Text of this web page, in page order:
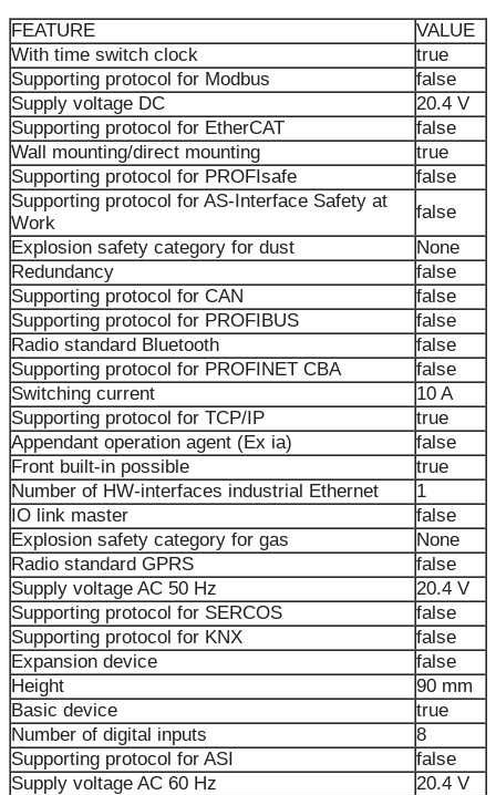
FEATURE
VALUE
With time switch clock
true
Supporting protocol for Modbus
false
Supply voltage DC
20.4 V
Supporting protocol for EtherCAT
false
Wall mounting/direct mounting
true
Supporting protocol for PROFIsafe
false
Supporting protocol for AS-Interface Safety at
Work
false
Explosion safety category for dust
None
Redundancy
false
Supporting protocol for CAN
false
Supporting protocol for PROFIBUS
false
Radio standard Bluetooth
false
Supporting protocol for PROFINET CBA
false
Switching current
10 A
Supporting protocol for TCP/IP
true
Appendant operation agent (Ex ia)
false
Front built-in possible
true
Number of HW-interfaces industrial Ethernet
1
IO link master
false
Explosion safety category for gas
None
Radio standard GPRS
false
Supply voltage AC 50 Hz
20.4 V
Supporting protocol for SERCOS
false
Supporting protocol for KNX
false
Expansion device
false
Height
90 mm
Basic device
true
Number of digital inputs
8
Supporting protocol for ASI
false
Supply voltage AC 60 Hz
20.4 V